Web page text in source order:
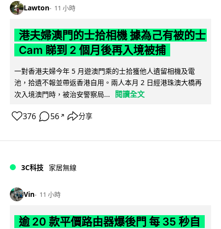
Lawton 11 小時
港夫婦澳門的士拾相機 據為己有被的士
Cam 睇到 2 個月後再入境被捕
一對香港夫婦今年 5 月遊澳門乘的士拾獲他人遺留相機及電
池，拾遺不報並帶返香港自用。兩人本月 2 日經港珠澳大橋再
次入境澳門時，被治安警察局...
閱讀全文
376 56 ↗ 分享
3C科技 家居無線
Vin 11 小時
逾 20 款平價路由器爆後門 每 35 秒自